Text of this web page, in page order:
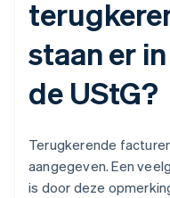
staan er
de UStG?
Terugkerende
aangegeven. Een
is door deze